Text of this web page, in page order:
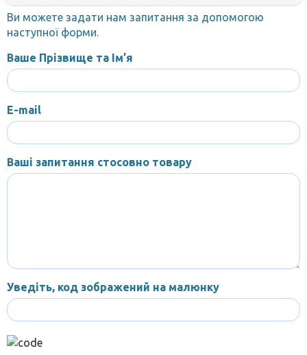
Ви можете задати нам запитання за допомогою
наступної форми.
Ваше Прізвище та Ім’я
E-mail
Ваші запитання стосовно товару
Уведіть, код зображений на малюнку